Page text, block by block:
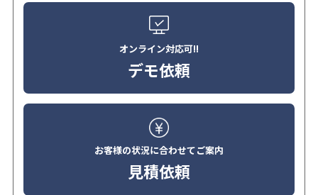
オンライン対応可!!
デモ依頼
お客様の状況に合わせてご案内
見積依頼